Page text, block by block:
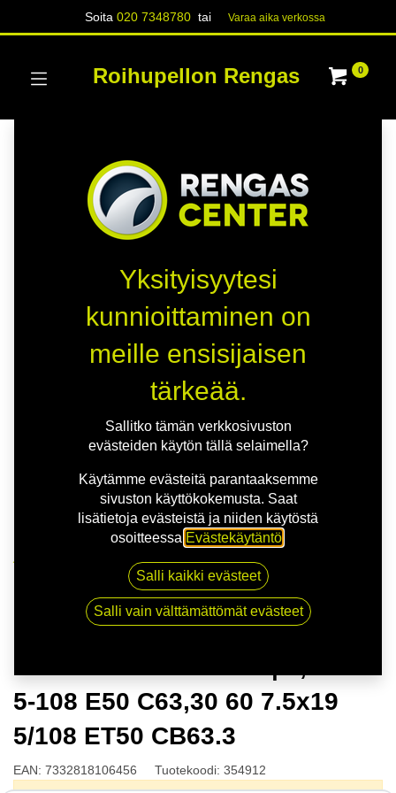
Soita020 7348780 tai Varaa aika verk​​​​ossa
Roihupellon Rengas 0
NITRO STING FF SLV | 7,5X19 5-108 E50 C63,30 60
7.5x19 5/108 ET50 CB63.3
5-108 E50 C63,30 60 7.5x19
5/108 ET50 CB63.3
EAN: 7332818106456 Tuotekoodi: 354912
Yksityisyytesi
kunnioittaminen on
meille ensisijaisen
tärkeää.
Sallitko tämän verkkosivuston
evästeiden käytön tällä selaimella?
Käytämme evästeitä parantaaksemme
sivuston käyttökokemusta. Saat
lisätietoja evästeistä ja niiden käytöstä
osoitteessa Evästekäytäntö
Salli kaikki evästeet
Salli vain välttämättömät evästeet